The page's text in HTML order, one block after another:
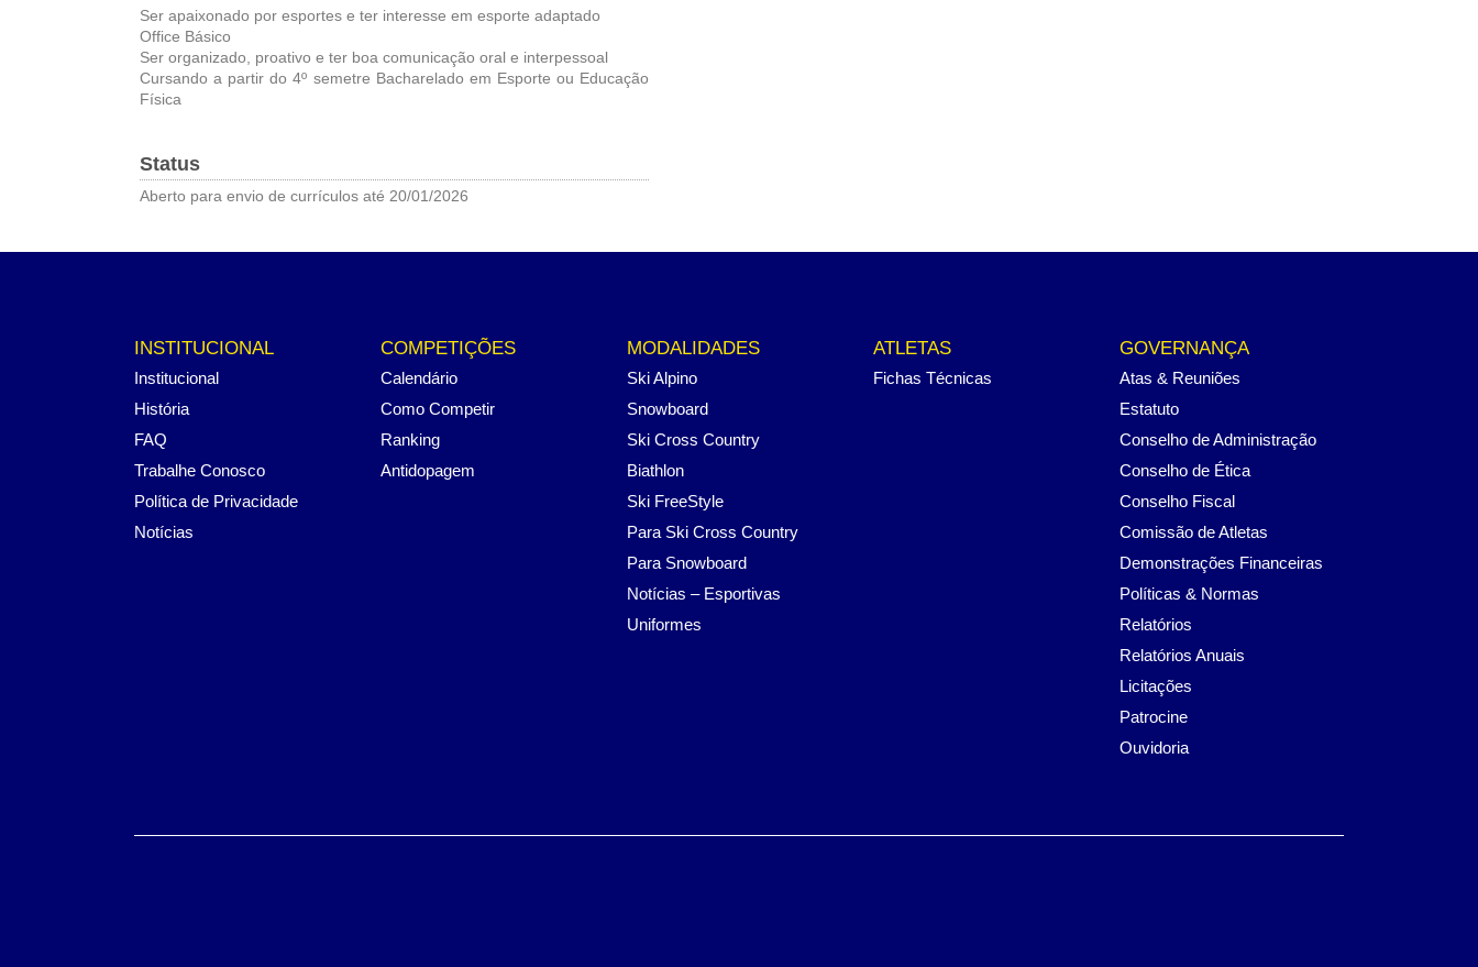
Ser apaixonado por esportes e ter interesse em esporte adaptado
Office Básico
Ser organizado, proativo e ter boa comunicação oral e interpessoal
Cursando a partir do 4º semetre Bacharelado em Esporte ou Educação
Física
Status
Aberto para envio de currículos até 20/01/2026
INSTITUCIONAL
Institucional
História
FAQ
Trabalhe Conosco
Política de Privacidade
Notícias
COMPETIÇÕES
Calendário
Como Competir
Ranking
Antidopagem
MODALIDADES
Ski Alpino
Snowboard
Ski Cross Country
Biathlon
Ski FreeStyle
Para Ski Cross Country
Para Snowboard
Notícias – Esportivas
Uniformes
ATLETAS
Fichas Técnicas
GOVERNANÇA
Atas & Reuniões
Estatuto
Conselho de Administração
Conselho de Ética
Conselho Fiscal
Comissão de Atletas
Demonstrações Financeiras
Políticas & Normas
Relatórios
Relatórios Anuais
Licitações
Patrocine
Ouvidoria